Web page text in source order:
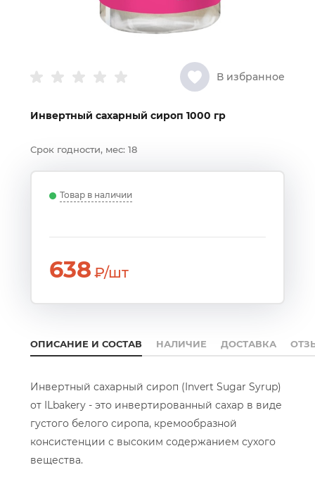
В избранное
Инвертный сахарный сироп 1000 гр
Срок годности, мес: 18
Товар в наличии
638₽/шт
ОПИСАНИЕ И СОСТАВ НАЛИЧИЕ ДОСТАВКА
Инвертный сахарный сироп (Invert Sugar Syrup)
от ILbakery - это инвертированный сахар в виде
густого белого сиропа, кремообразной
консистенции с высоким содержанием сухого
вещества.